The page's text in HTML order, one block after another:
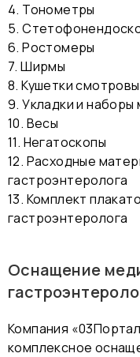
4. Тонометры
5.
6. Ростомеры
7. Ширмы
8. Кушетки
9. Укладки и наборы
10. Весы
11. Негатоскопы
12. Расходные
гастроэнтеролога
13. Комплект
гастроэнтеролога
Оснащение
Компания
комплексное